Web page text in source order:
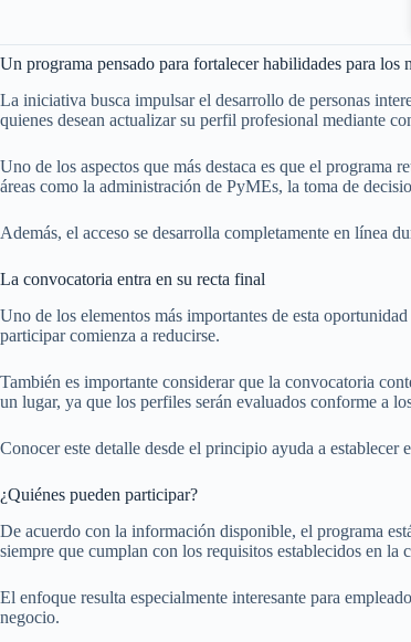
Un programa pensado para fortalecer habilidades para los
La iniciativa busca impulsar el desarrollo de personas
quienes desean actualizar su perfil profesional mediante
Uno de los aspectos que más destaca es que el programa
áreas como la administración de PyMEs, la toma de
Además, el acceso se desarrolla completamente en línea
La convocatoria entra en su recta final
Uno de los elementos más importantes de esta
participar comienza a reducirse.
También es importante considerar que la convocatoria
un lugar, ya que los perfiles serán evaluados conforme a
Conocer este detalle desde el principio ayuda a
¿Quiénes pueden participar?
De acuerdo con la información disponible, el programa
siempre que cumplan con los requisitos establecidos en la
El enfoque resulta especialmente interesante para
negocio.